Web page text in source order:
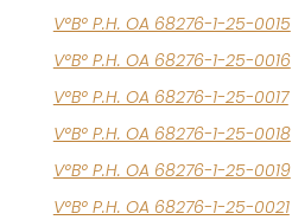
V°B° P.H. OA 68276-1-25-0015
V°B° P.H. OA 68276-1-25-0016
V°B° P.H. OA 68276-1-25-0017
V°B° P.H. OA 68276-1-25-0018
V°B° P.H. OA 68276-1-25-0019
V°B° P.H. OA 68276-1-25-0021